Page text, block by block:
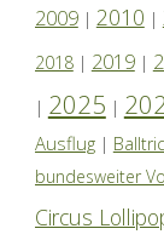
2009| 2010 |
2018| 2019|
| 2025 |
Ausflug|
bundesweiter
Circus